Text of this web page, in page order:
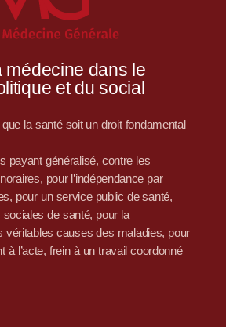
médecine dans le
et du social
la santé soit un droit fondamental
payant généralisé, contre les
pour l’indépendance par
pour un service public de santé,
de santé, pour la
véritables causes des maladies, pour
à l’acte, frein à un travail coordonné